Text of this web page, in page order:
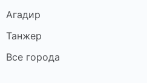
Агадир
Танжер
Все города